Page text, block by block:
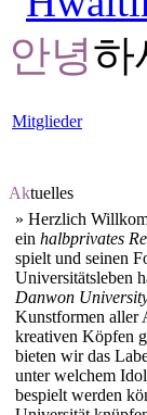
안녕하
Mitglieder
Aktuelles
» Herzlich
ein halbprivates
spielt und seinen
Universitätsleben
Danwon
Kunstformen aller
kreativen Köpfen
bieten wir das
unter welchem
bespielt werden